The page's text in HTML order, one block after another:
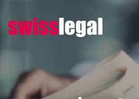
au
contenu